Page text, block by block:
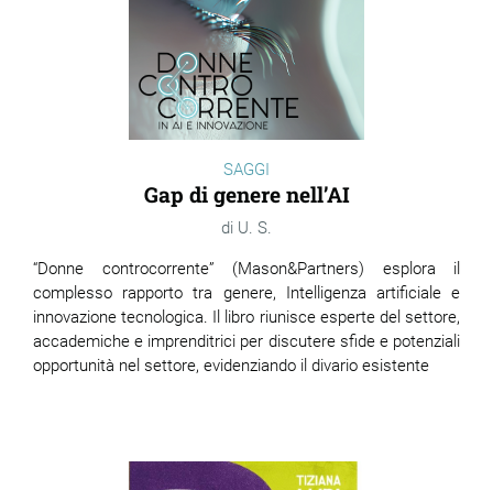
SAGGI
Gap di genere nell’AI
U. S.
“Donne controcorrente” (Mason&Partners) esplora il
complesso rapporto tra genere, Intelligenza artificiale e
innovazione tecnologica. Il libro riunisce esperte del settore,
accademiche e imprenditrici per discutere sfide e potenziali
opportunità nel settore, evidenziando il divario esistente